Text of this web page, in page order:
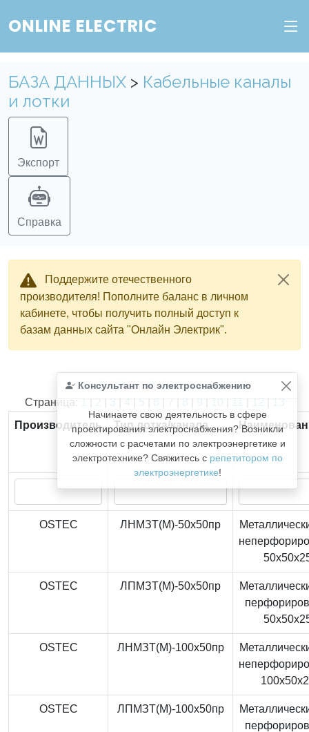
ONLINE ELECTRIC
БАЗА ДАННЫХ > Кабельные каналы
и лотки
Экспорт
Справка
Поддержите отечественного
производителя! Пополните баланс в личном
кабинете, чтобы получить полный доступ к
базам данных сайта "Онлайн Электрик".
Консультант по электроснабжению
Начинаете свою деятельность в сфере
проектирования электроснабжения? Возникли
сложности с расчетами по электроэнергетике и
электротехнике? Свяжитесь с репетитором по
электроэнергетике!
Найдено366из366записей.
Страница: 1 | 2 | 3 | 4 | 5 | 6 | 7 | 8 | 9 | 10 | 11 | 12 | 13
Производитель
Тип лотка/канала
OSTEC ЛНМЗТ(М)-50x50пр
OSTEC ЛПМЗТ(М)-50x50пр
OSTEC ЛНМЗТ(М)-100x50пр
OSTEC ЛПМЗТ(М)-100x50пр